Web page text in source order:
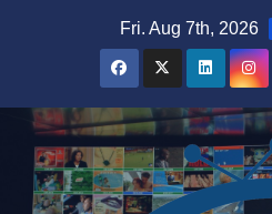
Fri. Aug 7th, 2026